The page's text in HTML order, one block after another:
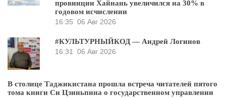
провинции Хайнань увеличился на 30% в
годовом исчислении
16:35 06 Авг 2026
#КУЛЬТУРНЫЙКОД — Андрей Логинов
16:31
06 Авг 2026
В столице Таджикистана прошла встреча читателей пятого
тома книги Си Цзиньпина о государственном управлении